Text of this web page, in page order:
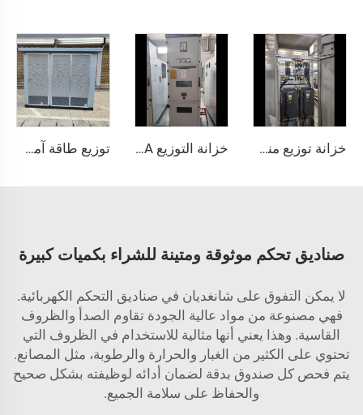
خزانة توزيع منخفضة الجهد GGD 630A-4000A، ثلاثي الفاز، تصميم معياري خزانة التوزيع KYN28A توزيع طاقة آمن وموثوق
صناديق تحكم موثوقة ومتينة للشراء بكميات كبيرة
لا يمكن التفوق على شانغديان في صناديق التحكم الكهربائية.
فهي مصنوعة من مواد عالية الجودة تقاوم الصدأ والظروف
القاسية. وهذا يعني أنها مثالية للاستخدام في الظروف التي
تحتوي على الكثير من الغبار والحرارة والرطوبة، مثل المصانع.
يتم فحص كل صندوق بدقة لضمان أدائه لوظيفته بشكل صحيح
والحفاظ على سلامة الجميع.